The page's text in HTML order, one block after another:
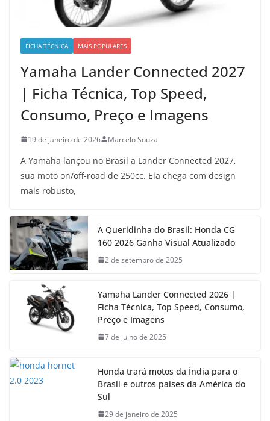
FICHA TÉCNICA MAIS POPULARES
Yamaha Lander Connected 2027
| Ficha Técnica, Top Speed,
Consumo, Preço e Imagens
19 de janeiro de 2026 Marcelo Souza
A Yamaha lançou no Brasil a Lander Connected 2027,
sua moto on/off-road de 250cc. Ela chega com design
mais robusto,
A Queridinha do Brasil: Honda CG
160 2026 Ganha Visual Atualizado
2 de setembro de 2025
Yamaha Lander Connected 2026 |
Ficha Técnica, Top Speed, Consumo,
Preço e Imagens
7 de julho de 2025
Honda trará motos da Índia para o
Brasil e outros países da América do
Sul
29 de janeiro de 2025